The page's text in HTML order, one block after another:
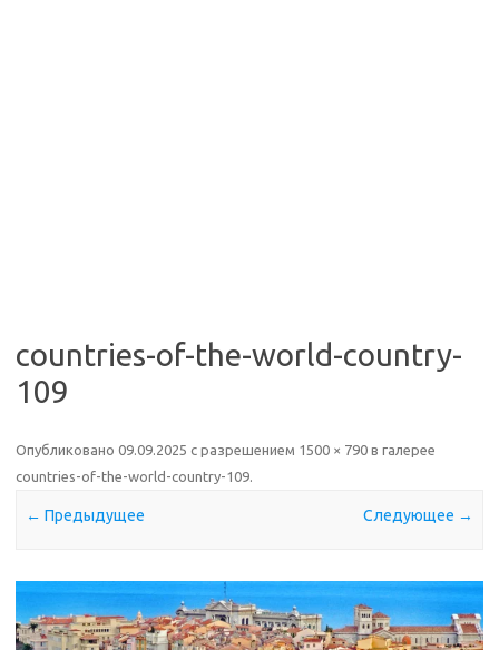
countries-of-the-world-country-
109
Опубликовано 09.09.2025 с разрешением 1500 × 790 в галерее
countries-of-the-world-country-109.
← Предыдущее Следующее →